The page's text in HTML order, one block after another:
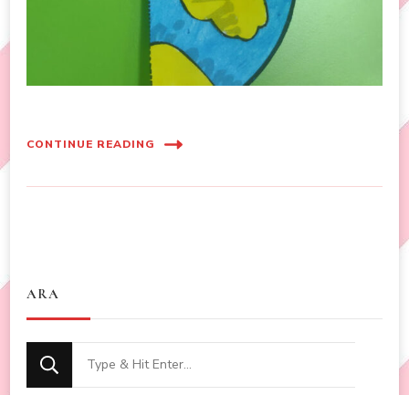
CONTINUE READING
ARA
Looking
for